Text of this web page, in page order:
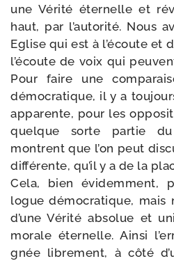
une Vérité éter­nelle et
haut, par l’autorité. Nous
Eglise qui est à l’écoute et
l’écoute de voix qui
Pour faire une
démo­cra­tique, il y a
appa­rente, pour les
quelque sorte par­tie
montrent que l’on peut
dif­fé­rente, qu’il y a de la
Cela, bien évi­dem­ment,
logue démo­cra­tique, mais
d’une Vérité abso­lue et
morale éter­nelle. Ainsi
gnée libre­ment, à côté